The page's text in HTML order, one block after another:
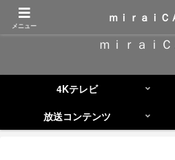
コンテンツへスキップ
ｍｉｒａｉ
4Kテレビ
放送コンテンツ
メニュー
ｍｉｒａｉＣ